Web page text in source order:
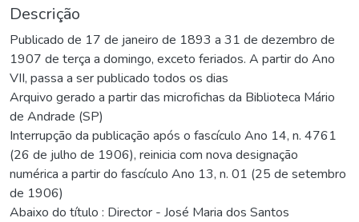
Descrição
Publicado de 17 de janeiro de 1893 a 31 de dezembro de
1907 de terça a domingo, exceto feriados. A partir do Ano
VII, passa a ser publicado todos os dias
Arquivo gerado a partir das microfichas da Biblioteca Mário
de Andrade (SP)
Interrupção da publicação após o fascículo Ano 14, n. 4761
(26 de julho de 1906), reinicia com nova designação
numérica a partir do fascículo Ano 13, n. 01 (25 de setembro
de 1906)
Abaixo do título : Director - José Maria dos Santos